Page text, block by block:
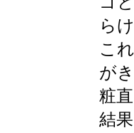
ら
こ
が
粧
結